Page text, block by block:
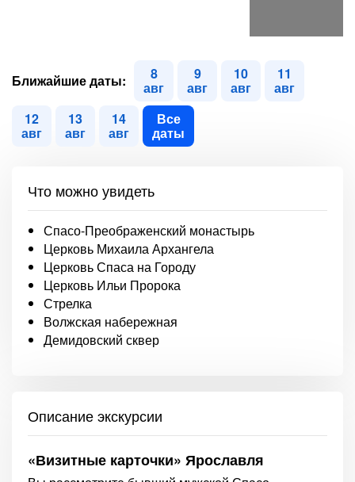
Ближайшие даты: 8
авг
9
авг
10
авг
11
авг
12
авг
13
авг
14
авг
Все
даты
Что можно увидеть
Спасо-Преображенский монастырь
Церковь Михаила Архангела
Церковь Спаса на Городу
Церковь Ильи Пророка
Стрелка
Волжская набережная
Демидовский сквер
Описание экскурсии
«Визитные карточки» Ярославля